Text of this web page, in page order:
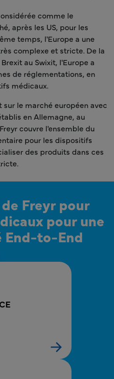
comme le
après les US, pour les
temps, l'Europe a une
complexe et stricte. De la
au Swixit, l'Europe a
de réglementations, en
médicaux.
le marché européen avec
en Allemagne, au
couvre l'ensemble du
pour les dispositifs
des produits dans ces
Freyr pour
pour une
to-End
médicaux -